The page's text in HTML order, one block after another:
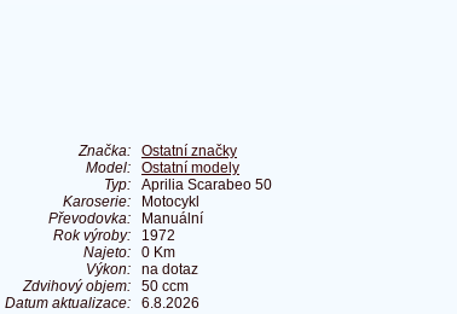
Značka:
Ostatní značky
Model:
Ostatní modely
Typ:
Aprilia Scarabeo 50
Karoserie:
Motocykl
Převodovka:
Manuální
Rok výroby:
1972
Najeto:
0 Km
Výkon:
na dotaz
Zdvihový objem:
50 ccm
Datum aktualizace:
6.8.2026